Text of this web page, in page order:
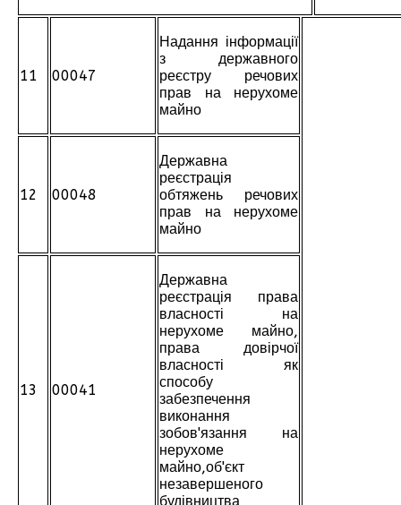
11 00047
Надання інформації
з державного
реєстру речових
прав на нерухоме
майно
12 00048
Державна
реєстрація
обтяжень речових
прав на нерухоме
майно
13 00041
Державна
реєстрація права
власності на
нерухоме майно,
права довірчої
власності як
способу
забезпечення
виконання
зобов'язання на
нерухоме
майно,об'єкт
незавершеного
будівництва